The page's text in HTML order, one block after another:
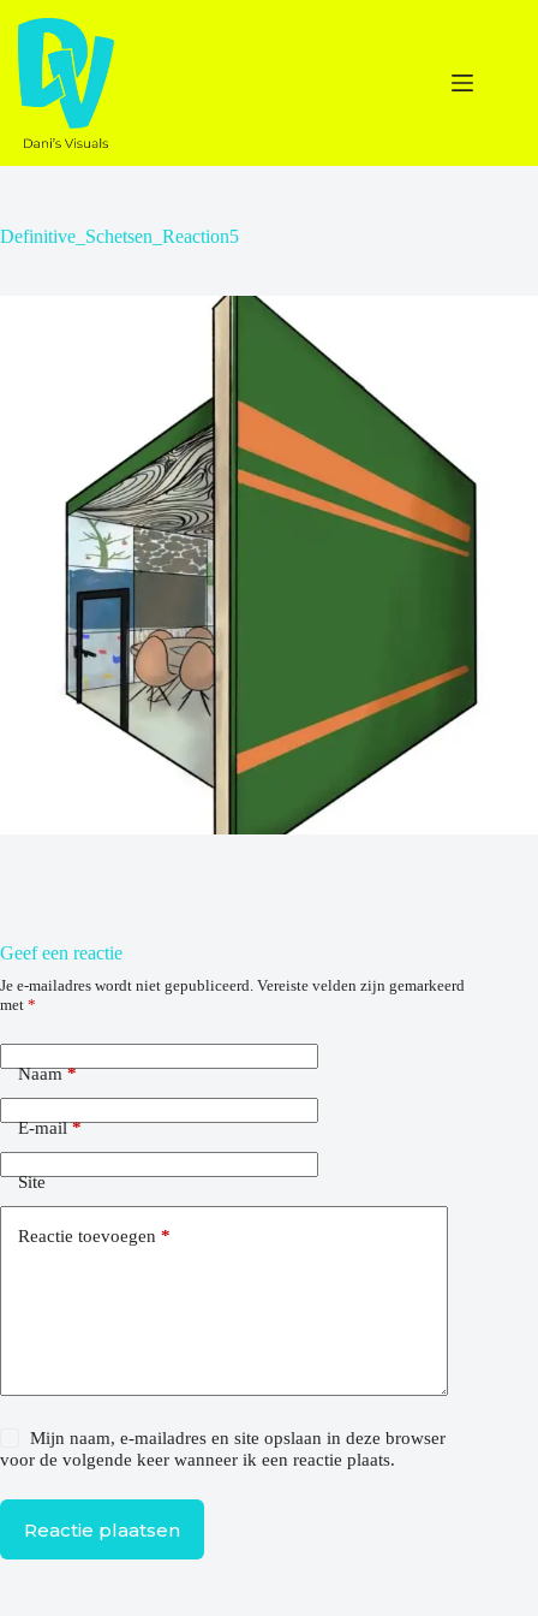
naar
inhoud
Definitive_Schetsen_Reaction5
Geef een reactie
Je e-mailadres wordt niet gepubliceerd. Vereiste velden zijn gemarkeerd
met *
Naam*
E-mail*
Site
Reactie toevoegen *
Mijn naam, e-mailadres en site opslaan in deze browser
voor de volgende keer wanneer ik een reactie plaats.
Reactie plaatsen